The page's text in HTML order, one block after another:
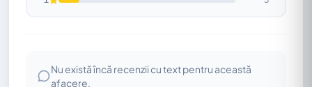
Nu există încă recenzii cu text pentru această
afacere.